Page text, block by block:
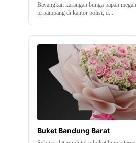
Bayangkan karangan bunga papan
terpampang di kantor polisi, d...
Buket Bandung Barat